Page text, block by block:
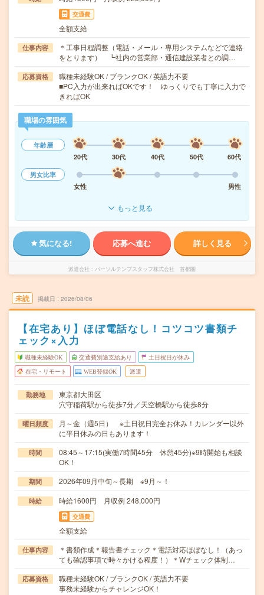
交通費
全額支給
仕事内容
＊工事日程調整（電話・メール・専用システムなどで連絡
をとります） ┗社内の営業部・通信建設業者との調…
応募資格
職種未経験OK / ブランクOK / 英語力不要
■PC入力が出来ればOKです！ ゆっくりでも丁寧に入力で
きればOK
職場の雰囲気
年齢層
20代
30代 40代 50代
60代
男女比率
女性
男性
もっと見る
気になる! 応募へ進む 詳しく見る
派遣会社 パーソルテンプスタッフ株式会社 首都圏
未読 掲載日 2026/08/06
【在宅あり】ほぼ電話なし！コツコツ書類チ
ェック×入力
職種未経験OK 交通費別途支給あり 土日祝日が休み
在宅・リモート WEB登録OK 派遣
勤務地
東京都大田区
穴守稲荷駅から徒歩7分／天空橋駅から徒歩8分
曜日頻度
月～金（週5日） ※土日祝日完全お休み！カレンダー以外
に平日休みの日もあります！
時間
08:45～17:15(実働7時間45分 休憩45分)※9時開始も相談
OK！
期間 2026年09月中旬～長期 ※9月～！
時給 時給1600円 月収例 248,000円
交通費
全額支給
仕事内容
＊書類作成＊報告書チェック＊電話対応ほぼなし！（あっ
ても確認事項で時々かける程度！）＊Wチェック体制…
応募資格
職種未経験OK / ブランクOK / 英語力不要
事務未経験からチャレンジOK！